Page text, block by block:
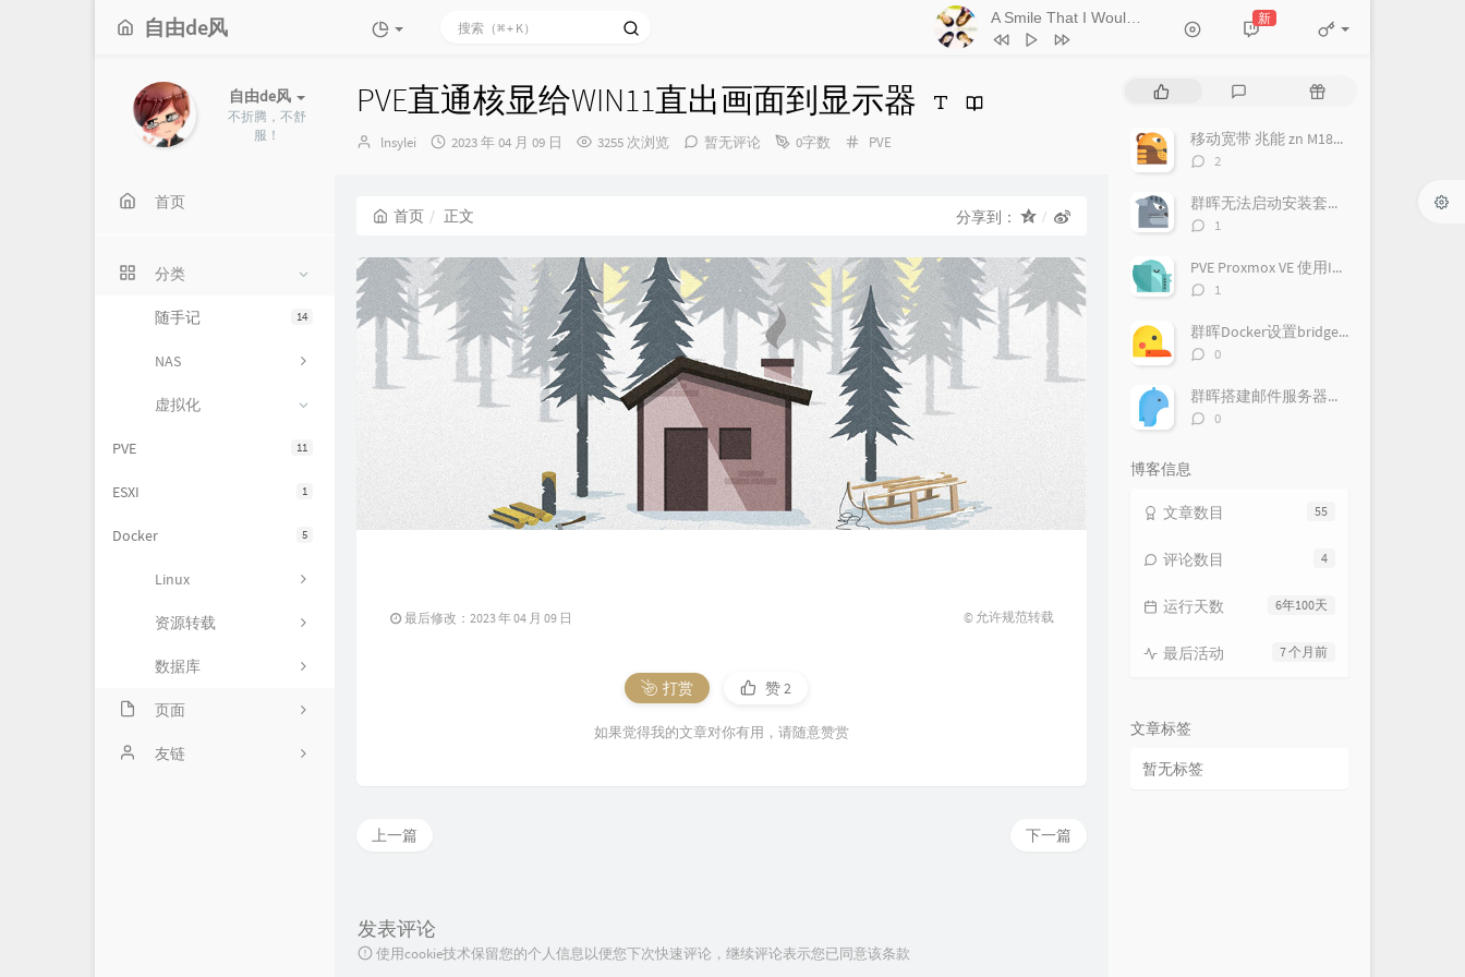
自由de风 Playground - Kitti Kuremanee
1
Ticket (Day Trip)
Again
Kitti Kuremanee
Playground Kitti Kuremanee
Kitti Kuremanee
刘昊霖
厘小白
Tom Rosenthal
8 情人知己 叶蒨文
当初就不该学php
新
自由de风
不折腾，不舒
服！
首页
分类
14
随手记
NAS
虚拟化
11
PVE
1
ESXI
5
Docker
Linux
资源转载
数据库
页面
关于友链
PVE直通核显给WIN11直出画面到显示器
博
lnsylei
发
2023 年 04 月 09 日 3255 次浏览 暂无评论 0字数
分
PVE
首页 正文 分享到：
最后修改：2023 年 04 月 09 日 © 允许规范转载
打赏 赞2
如果觉得我的文章对你有用，请随意赞赏
下一篇
上一篇
发表评论
使用cookie技术保留您的个人信息以便您下次快速评论，继续评论表示您已同意该条款
评
随
文移动宽带 兆能 zn M180G 光猫 超级密码破解 改桥接教程
评
数：
2
群晖无法启动安装套件，提示此套件需要您启动pgsql-adapter.service
评
数：
1
PVE Proxmox VE 使用IPv6
评
数：
1
群晖Docker设置bridge-host模式
评
数：
0
群晖搭建邮件服务器（Mailplus Server套件）
评
0
博客信息
55
文章数目
4
评论数目
6年100天
运行天数
7 个月前
最后活动
文章标签
暂无标签